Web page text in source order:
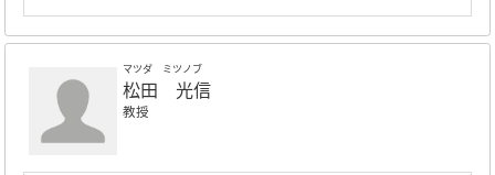
マツダ ミツノブ
松田 光信
教授